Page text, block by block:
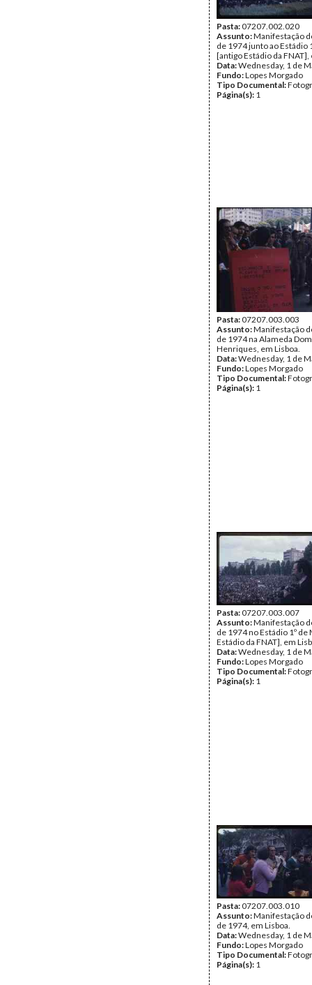
Pasta:07207.002.020
Assunto:Manifestação
de 1974 junto ao Estádio
[antigo Estádio da FNAT],
Data:Wednesday, 1 de
Fundo:Lopes Morgado
Tipo Documental:
Página(s): 1
Pasta:07207.003.003
Assunto:Manifestação
de 1974 na Alameda
Henriques, em Lisboa.
Data:Wednesday, 1 de
Fundo:Lopes Morgado
Tipo Documental:
Página(s): 1
Pasta:07207.003.007
Assunto:Manifestação
de 1974 no Estádio 1º de
Estádio da FNAT], em
Data:Wednesday, 1 de
Fundo:Lopes Morgado
Tipo Documental:
Página(s): 1
Pasta:07207.003.010
Assunto:Manifestação
de 1974, em Lisboa.
Data:Wednesday, 1 de
Fundo:Lopes Morgado
Tipo Documental:
Página(s): 1